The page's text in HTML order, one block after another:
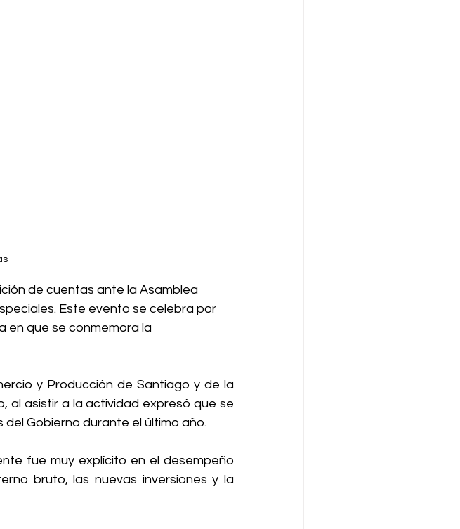
Este evento se celebra por
en que se conmemora la
y Producción de Santiago y de la
al asistir a la actividad expresó que se
Gobierno durante el último año.
fue muy explícito en el desempeño
bruto, las nuevas inversiones y la